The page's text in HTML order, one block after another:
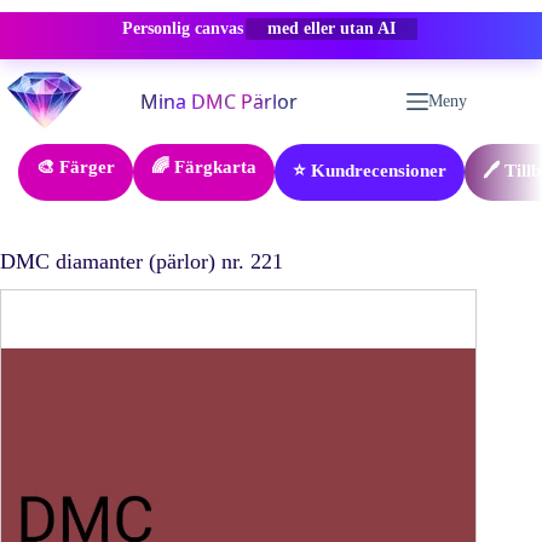
Personlig canvas -50% RABATT
Hoppa
till
innehåll
Meny
🎨 Färger 🌈 Färgkarta ⭐ Kundrecensioner 🖊️
DMC diamanter (pärlor) nr. 221